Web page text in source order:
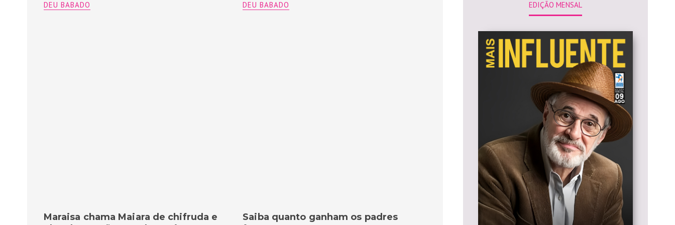
DEU BABADO
Saiba quanto ganham os padres
DEU BABADO
Maraisa chama Maiara de chifruda e
EDIÇÃO MENSAL